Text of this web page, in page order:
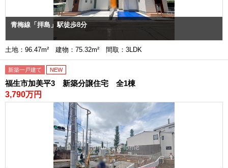
青梅線「拝島」駅徒歩8分
土地：96.47m² 建物：75.32m² 間取：3LDK
新築一戸建て NEW
福生市加美平3 新築分譲住宅 全1棟
3,790万円